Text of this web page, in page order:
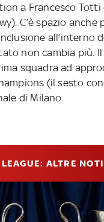
a Francesco Totti
C’è spazio anche
all’interno
non cambia più.
squadra ad
(il sesto
di Milano.
ALTRE